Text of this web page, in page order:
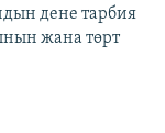
дене тарбия
жана төрт